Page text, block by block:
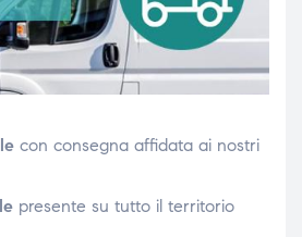
con consegna affidata ai nostri
presente su tutto il territorio